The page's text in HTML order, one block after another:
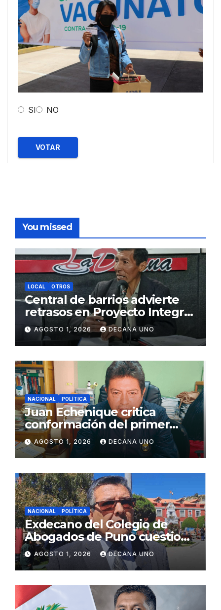
SI NO
VOTAR
You missed
LOCAL OTROS
Central de barrios advierte
retrasos en Proyecto Integral
de Agua y Alcantarillado para
Juliaca
AGOSTO 1, 2026 DECANA UNO
NACIONAL POLÍTICA
Juan Echenique critica
conformación del primer
gabinete ministerial de Keiko
Fujimori
AGOSTO 1, 2026 DECANA UNO
NACIONAL POLÍTICA
Exdecano del Colegio de
Abogados de Puno cuestiona
propuestas sobre seguridad
ciudadana
AGOSTO 1, 2026 DECANA UNO